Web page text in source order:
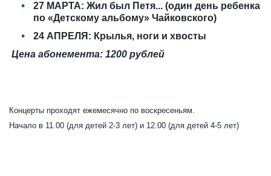
27 МАРТА: Жил был Петя... (один день ребенка
по «Детскому альбому» Чайковского)
24 АПРЕЛЯ: Крылья, ноги и хвосты
Цена абонемента: 1200 рублей
Концерты проходят ежемесячно по воскресеньям.
Начало в 11.00 (для детей 2-3 лет) и 12.00 (для детей 4-5 лет)